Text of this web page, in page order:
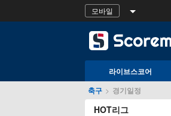
모바일
라이브스코어
축구 > 경기일정
HOT리그